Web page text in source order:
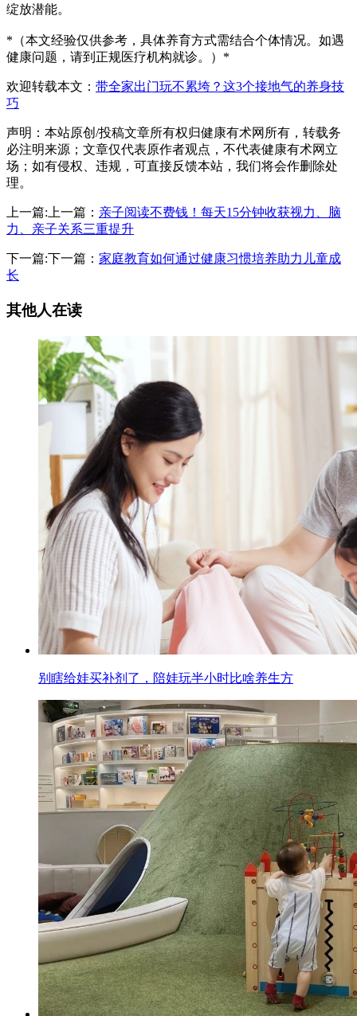
绽放潜能。
*（本文经验仅供参考，具体养育方式需结合个体情况。如遇
健康问题，请到正规医疗机构就诊。）*
欢迎转载本文： 带全家出门玩不累垮？这3个接地气的养身技
巧
声明：本站原创/投稿文章所有权归健康有术网所有，转载务
必注明来源；文章仅代表原作者观点，不代表健康有术网立
场；如有侵权、违规，可直接反馈本站，我们将会作删除处
理。
上一篇:上一篇： 亲子阅读不费钱！每天15分钟收获视力、脑
力、亲子关系三重提升
下一篇:下一篇： 家庭教育如何通过健康习惯培养助力儿童成
长
其他人在读
别瞎给娃买补剂了，陪娃玩半小时比啥养生方